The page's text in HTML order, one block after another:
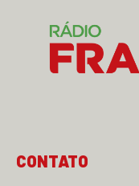
CONTATO